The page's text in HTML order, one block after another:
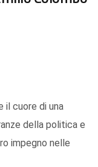
il cuore di una
della politica e
impegno nelle